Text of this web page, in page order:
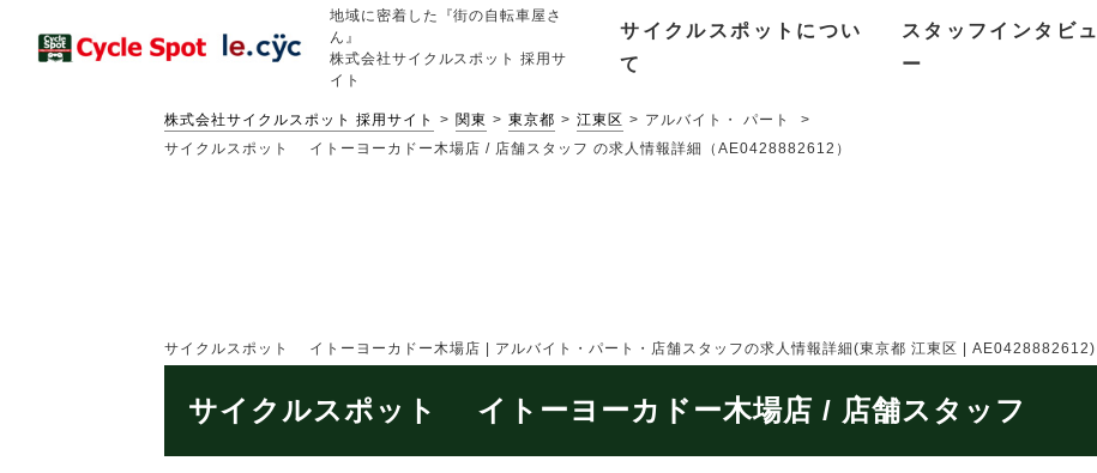
地域に密着した『街の自転車屋さ
ん』
株式会社サイクルスポット 採用サ
イト
サイクルスポットについ
て
スタッフインタビュ
ー
株式会社サイクルスポット 採用サイト 関東 東京都 江東区
アルバイト・ パート
サイクルスポット イトーヨーカドー木場店 / 店舗スタッフ の求人情報詳細（AE0428882612）
サイクルスポット イトーヨーカドー木場店 | アルバイト・パート・店舗スタッフの求人情報詳細(東京都 江東区 | AE0428882612)
サイクルスポット イトーヨーカドー木場店 / 店舗スタッフ